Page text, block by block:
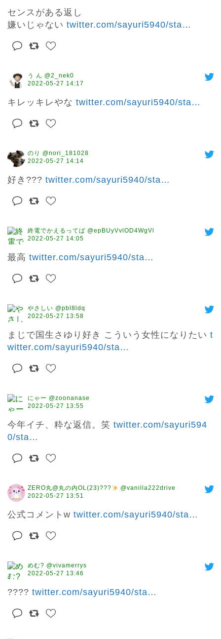
センスがある返し
嫌いじゃない twitter.com/sayuri5940/sta…
う ん @2_nek0
2022-05-27 14:17
キレッキレやな twitter.com/sayuri5940/sta…
のり @nori_181028
2022-05-27 14:14
好き??? twitter.com/sayuri5940/sta…
終電でかえるってば @epBUyVvlOD4WgVl
2022-05-27 14:05
最高 twitter.com/sayuri5940/sta…
やさしい @pbl8ldq
2022-05-27 13:58
まじで国生さゆり好き こういう女性になりたい t
witter.com/sayuri5940/sta…
にゃー @zoonanase
2022-05-27 13:55
今年イチ、粋な返信。笑 twitter.com/sayuri594
0/sta…
ZERO丸@丸の内OL(23)??‍?
@vanilla222drive
2022-05-27 13:51
公式コメントw twitter.com/sayuri5940/sta…
めむ? @vivamerrys
2022-05-27 13:46
???? twitter.com/sayuri5940/sta…